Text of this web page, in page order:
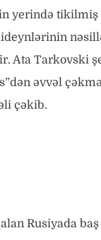
yerində tikilmiş
Ata Tarkovski
əvvəl
çəkib.
Rusiyada